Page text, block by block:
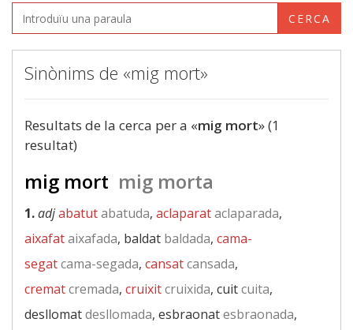
CERCA
Sinònims de «mig mort»
Resultats de la cerca per a «mig mort» (1
resultat)
mig mort mig morta
1.adjabatutabatuda, aclaparataclaparada,
aixafataixafada, baldat baldada, cama-
segatcama-segada, cansatcansada,
crematcremada, cruixitcruixida, cuitcuita,
desllomatdesllomada, esbraonatesbraonada,